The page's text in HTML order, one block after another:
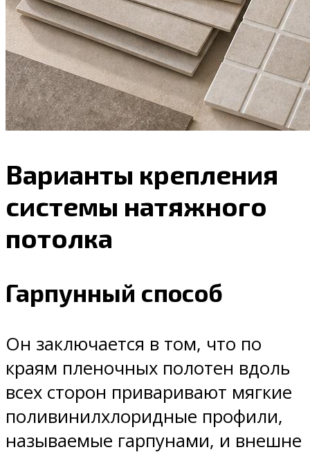
Варианты крепления
системы натяжного
потолка
Гарпунный способ
Он заключается в том, что по
краям пленочных полотен вдоль
всех сторон приваривают мягкие
поливинилхлоридные профили,
называемые гарпунами, и внешне